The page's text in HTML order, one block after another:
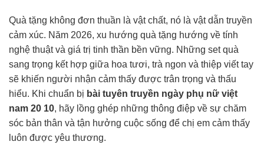
Quà tặng không đơn thuần là vật chất, nó là vật dẫn truyền
cảm xúc. Năm 2026, xu hướng quà tặng hướng về tính
nghệ thuật và giá trị tinh thần bền vững. Những set quà
sang trọng kết hợp giữa hoa tươi, trà ngon và thiệp viết tay
sẽ khiến người nhận cảm thấy được trân trọng và thấu
hiểu. Khi chuẩn bị bài tuyên truyền ngày phụ nữ việt
nam 20 10, hãy lồng ghép những thông điệp về sự chăm
sóc bản thân và tận hưởng cuộc sống để chị em cảm thấy
luôn được yêu thương.